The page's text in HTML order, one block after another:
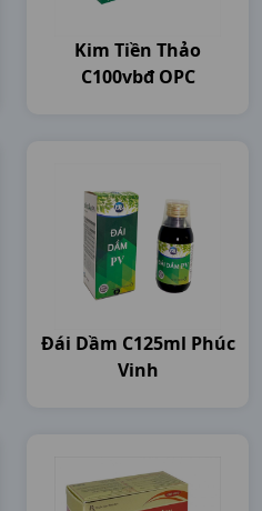
Kim Tiền Thảo
C100vbđ OPC
Đái Dầm C125ml Phúc
Vinh